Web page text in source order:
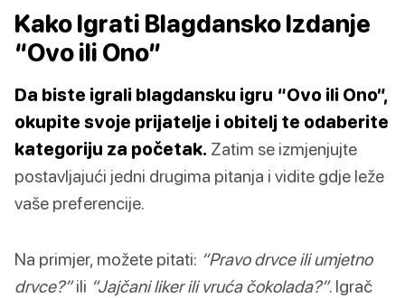
Kako Igrati Blagdansko Izdanje
“Ovo ili Ono”
Da biste igrali blagdansku igru “Ovo ili Ono”,
okupite svoje prijatelje i obitelj te odaberite
kategoriju za početak. Zatim se izmjenjujte
postavljajući jedni drugima pitanja i vidite gdje leže
vaše preferencije.
Na primjer, možete pitati: “Pravo drvce ili umjetno
drvce?”ili “Jajčani liker ili vruća čokolada?”. Igrač